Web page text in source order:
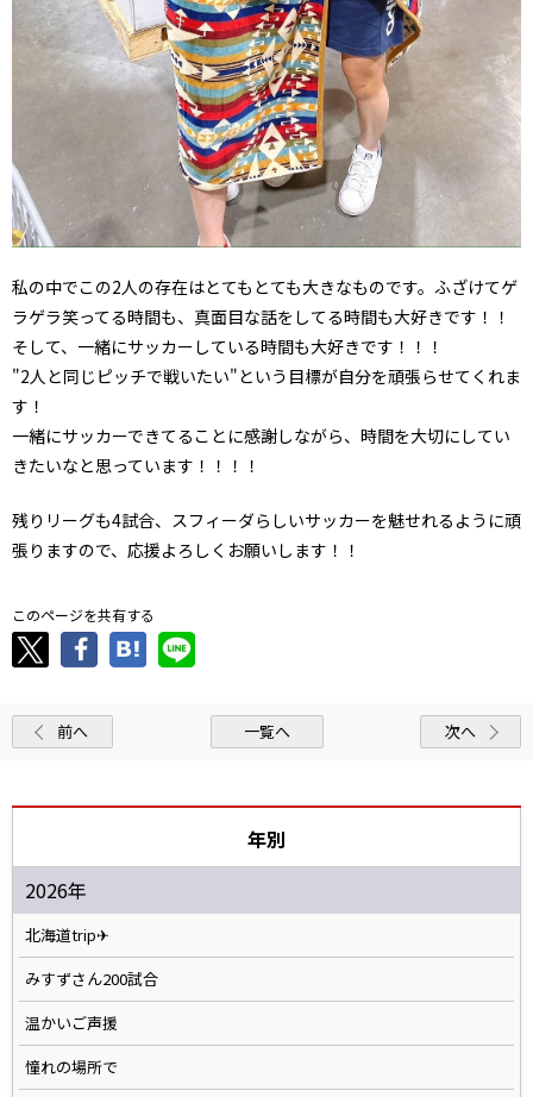
私の中でこの2人の存在はとてもとても大きなものです。ふざけてゲ
ラゲラ笑ってる時間も、真面目な話をしてる時間も大好きです！！
そして、一緒にサッカーしている時間も大好きです！！！
"2人と同じピッチで戦いたい"という目標が自分を頑張らせてくれま
す！
一緒にサッカーできてることに感謝しながら、時間を大切にしてい
きたいなと思っています！！！！
残りリーグも4試合、スフィーダらしいサッカーを魅せれるように頑
張りますので、応援よろしくお願いします！！
このページを共有する
前へ 一覧へ 次へ
年別
2026年
北海道trip✈
みすずさん200試合
温かいご声援
憧れの場所で